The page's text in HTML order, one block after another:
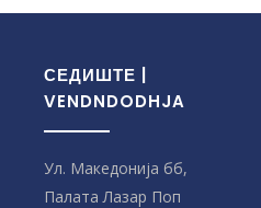
СЕДИШТЕ |
VENDNDODHJA
Ул. Македонија бб,
Палата Лазар Поп